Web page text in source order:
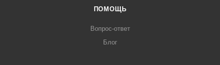
ПОМОЩЬ
Вопрос-ответ
Блог